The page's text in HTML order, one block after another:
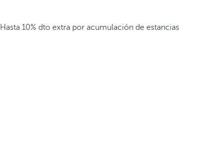
Hasta 10% dto extra por acumulación de estancias